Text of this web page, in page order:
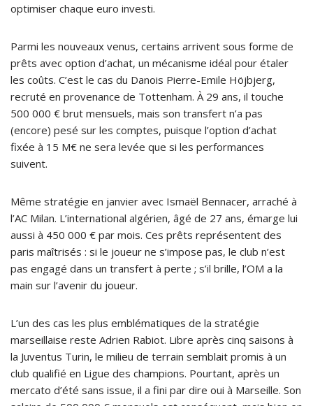
optimiser chaque euro investi.
Parmi les nouveaux venus, certains arrivent sous forme de
prêts avec option d’achat, un mécanisme idéal pour étaler
les coûts. C’est le cas du Danois Pierre-Emile Höjbjerg,
recruté en provenance de Tottenham. À 29 ans, il touche
500 000 € brut mensuels, mais son transfert n’a pas
(encore) pesé sur les comptes, puisque l’option d’achat
fixée à 15 M€ ne sera levée que si les performances
suivent.
Même stratégie en janvier avec Ismaël Bennacer, arraché à
l’AC Milan. L’international algérien, âgé de 27 ans, émarge lui
aussi à 450 000 € par mois. Ces prêts représentent des
paris maîtrisés : si le joueur ne s’impose pas, le club n’est
pas engagé dans un transfert à perte ; s’il brille, l’OM a la
main sur l’avenir du joueur.
L’un des cas les plus emblématiques de la stratégie
marseillaise reste Adrien Rabiot. Libre après cinq saisons à
la Juventus Turin, le milieu de terrain semblait promis à un
club qualifié en Ligue des champions. Pourtant, après un
mercato d’été sans issue, il a fini par dire oui à Marseille. Son